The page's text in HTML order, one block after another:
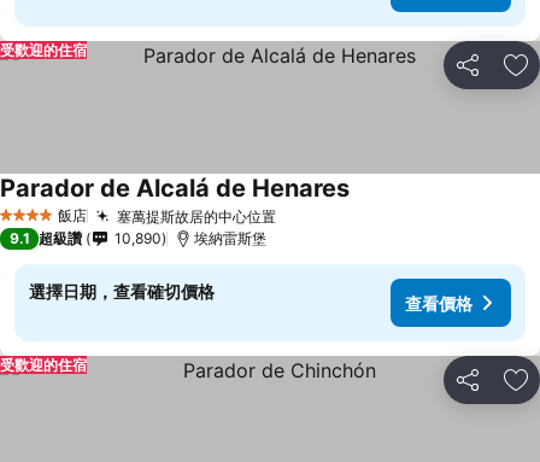
分享 加
受歡迎的住宿
4 星級 飯店 塞萬提斯故居的中心位置
Parador de Alcalá de Henares
9.1 超級讚 10,890 埃納雷斯堡
選擇日期，查看確切價格
查看價格
分享 加
受歡迎的住宿